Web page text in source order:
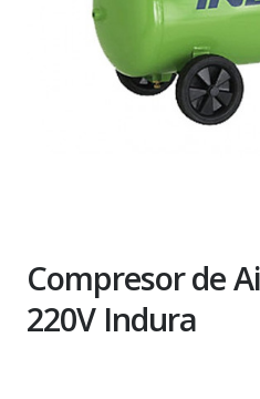
Compresor de
220V Indura